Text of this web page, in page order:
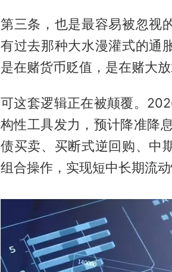
第三条，也是最容易被忽视
有过去那种大水漫灌式的通
是在赌货币贬值，是在赌大
可这套逻辑正在被颠覆。
构性工具发力，预计降准降
债买卖、买断式逆回购、中
组合操作，实现短中长期流动